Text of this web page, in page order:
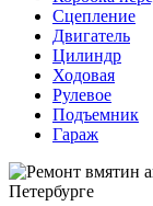
Сцепление
Двигатель
Цилиндр
Ходовая
Рулевое
Подъемник
Гараж